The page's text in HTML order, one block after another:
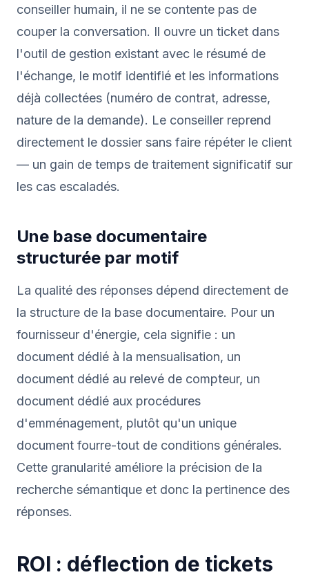
conseiller humain, il ne se contente pas de
couper la conversation. Il ouvre un ticket dans
l'outil de gestion existant avec le résumé de
l'échange, le motif identifié et les informations
déjà collectées (numéro de contrat, adresse,
nature de la demande). Le conseiller reprend
directement le dossier sans faire répéter le client
— un gain de temps de traitement significatif sur
les cas escaladés.
Une base documentaire
structurée par motif
La qualité des réponses dépend directement de
la structure de la base documentaire. Pour un
fournisseur d'énergie, cela signifie : un
document dédié à la mensualisation, un
document dédié au relevé de compteur, un
document dédié aux procédures
d'emménagement, plutôt qu'un unique
document fourre-tout de conditions générales.
Cette granularité améliore la précision de la
recherche sémantique et donc la pertinence des
réponses.
ROI : déflection de tickets